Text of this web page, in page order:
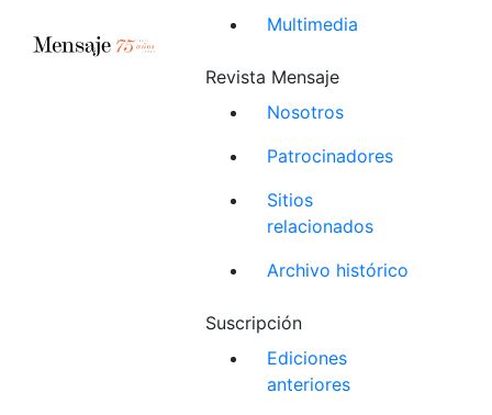
Multimedia
Revista Mensaje
Nosotros
Patrocinadores
Sitios
relacionados
Archivo histórico
Suscripción
Ediciones
anteriores